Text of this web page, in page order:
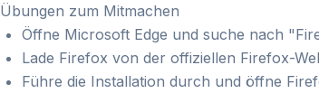
Übungen zum Mitmachen
Öffne Microsoft Edge und suche nach
Lade Firefox von der offiziellen Firefox-
Führe die Installation durch und öffne